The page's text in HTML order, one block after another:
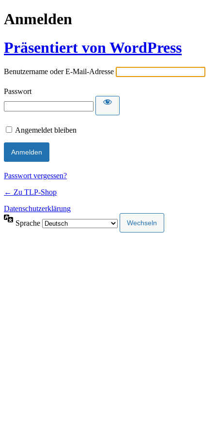
Anmelden
Präsentiert von WordPress
Benutzername oder E-Mail-Adresse
Passwort
Angemeldet bleiben
Passwort vergessen?
← Zu TLP-Shop
Datenschutzerklärung
Sprache